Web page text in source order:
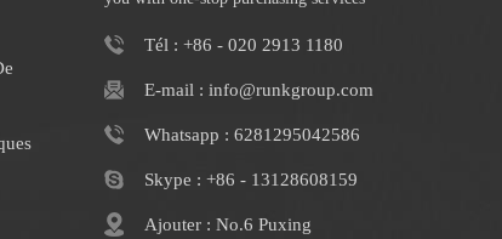
Tél : +86 - 020 2913 1180
E-mail : info@runkgroup.com
Whatsapp : 6281295042586
Skype : +86 - 13128608159
Ajouter : No.6 Puxing